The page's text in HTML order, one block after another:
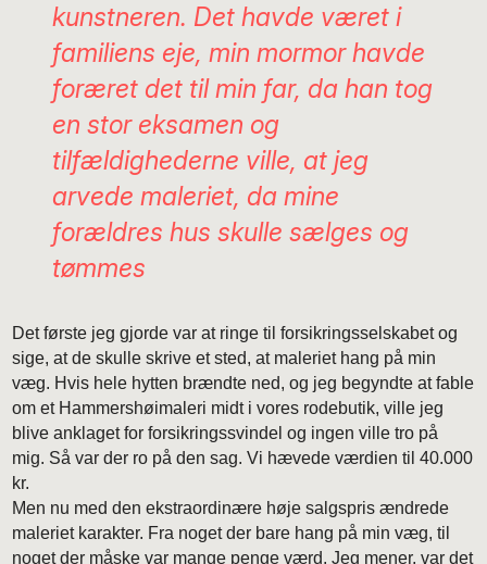
kunstneren. Det havde været i
familiens eje, min mormor havde
foræret det til min far, da han tog
en stor eksamen og
tilfældighederne ville, at jeg
arvede maleriet, da mine
forældres hus skulle sælges og
tømmes
Det første jeg gjorde var at ringe til forsikringsselskabet og
sige, at de skulle skrive et sted, at maleriet hang på min
væg. Hvis hele hytten brændte ned, og jeg begyndte at fable
om et Hammershøimaleri midt i vores rodebutik, ville jeg
blive anklaget for forsikringssvindel og ingen ville tro på
mig. Så var der ro på den sag. Vi hævede værdien til 40.000
kr.
Men nu med den ekstraordinære høje salgspris ændrede
maleriet karakter. Fra noget der bare hang på min væg, til
noget der måske var mange penge værd. Jeg mener, var det